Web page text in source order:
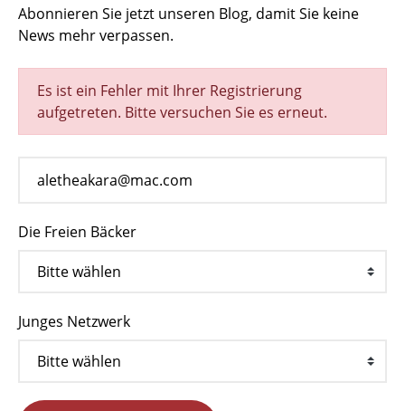
Abonnieren Sie jetzt unseren Blog, damit Sie keine
News mehr verpassen.
Es ist ein Fehler mit Ihrer Registrierung
aufgetreten. Bitte versuchen Sie es erneut.
Die Freien Bäcker
Junges Netzwerk